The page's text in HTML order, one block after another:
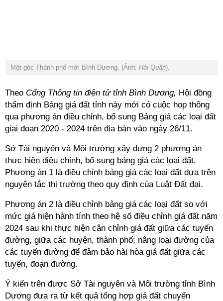
Một góc Thành phố mới Bình Dương. (Ảnh: Hải Quân).
Theo Cổng Thông tin điện tử tỉnh Bình Dương, Hội đồng
thẩm định Bảng giá đất tỉnh này mới có cuộc họp thông
qua phương án điều chỉnh, bổ sung Bảng giá các loại đất
giai đoạn 2020 - 2024 trên địa bàn vào ngày 26/11.
Sở Tài nguyên và Môi trường xây dựng 2 phương án
thực hiện điều chỉnh, bổ sung bảng giá các loại đất.
Phương án 1 là điều chỉnh bảng giá các loại đất dựa trên
nguyên tắc thị trường theo quy định của Luật Đất đai.
Phương án 2 là điều chỉnh bảng giá các loại đất so với
mức giá hiện hành tính theo hệ số điều chỉnh giá đất năm
2024 sau khi thực hiện cân chỉnh giá đất giữa các tuyến
đường, giữa các huyện, thành phố; nâng loại đường của
các tuyến đường để đảm bảo hài hòa giá đất giữa các
tuyến, đoạn đường.
Ý kiến trên được Sở Tài nguyên và Môi trường tỉnh Bình
Dương đưa ra từ kết quả tổng hợp giá đất chuyển